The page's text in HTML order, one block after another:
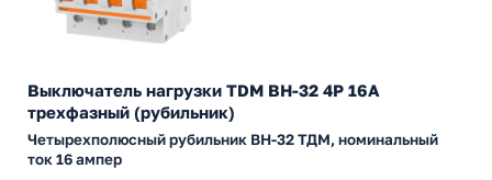
Выключатель нагрузки TDM ВН-32 4P 16A
трехфазный (рубильник)
Четырехполюсный рубильник BH-32 ТДМ, номинальный
ток 16 ампер